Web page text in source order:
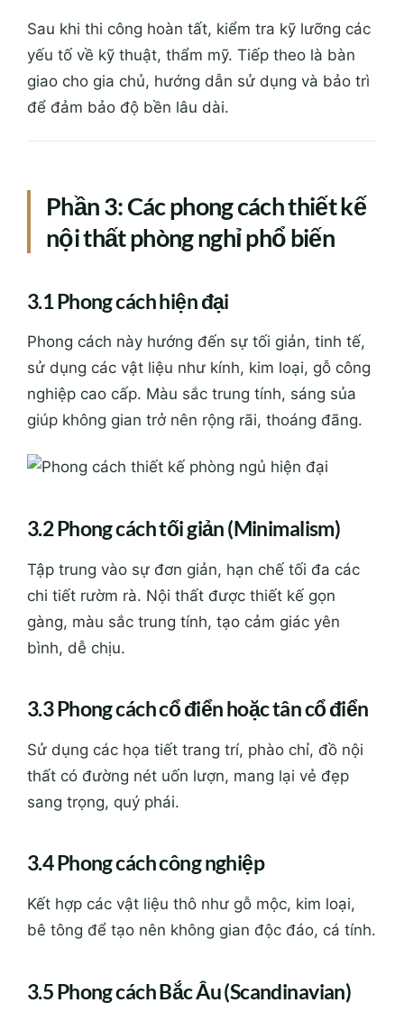
Sau khi thi công hoàn tất, kiểm tra kỹ lưỡng các
yếu tố về kỹ thuật, thẩm mỹ. Tiếp theo là bàn
giao cho gia chủ, hướng dẫn sử dụng và bảo trì
để đảm bảo độ bền lâu dài.
Phần 3: Các phong cách thiết kế
nội thất phòng nghỉ phổ biến
3.1 Phong cách hiện đại
Phong cách này hướng đến sự tối giản, tinh tế,
sử dụng các vật liệu như kính, kim loại, gỗ công
nghiệp cao cấp. Màu sắc trung tính, sáng sủa
giúp không gian trở nên rộng rãi, thoáng đãng.
3.2 Phong cách tối giản (Minimalism)
Tập trung vào sự đơn giản, hạn chế tối đa các
chi tiết rườm rà. Nội thất được thiết kế gọn
gàng, màu sắc trung tính, tạo cảm giác yên
bình, dễ chịu.
3.3 Phong cách cổ điển hoặc tân cổ điển
Sử dụng các họa tiết trang trí, phào chỉ, đồ nội
thất có đường nét uốn lượn, mang lại vẻ đẹp
sang trọng, quý phái.
3.4 Phong cách công nghiệp
Kết hợp các vật liệu thô như gỗ mộc, kim loại,
bê tông để tạo nên không gian độc đáo, cá tính.
3.5 Phong cách Bắc Âu (Scandinavian)